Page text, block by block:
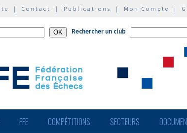
| Contact | Publications | Mon Compte |
Rechercher un club
FFE COMPÉTITIONS SECTEURS